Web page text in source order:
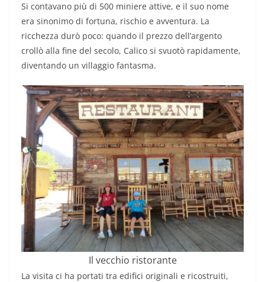
Si contavano più di 500 miniere attive, e il suo nome
era sinonimo di fortuna, rischio e avventura. La
ricchezza durò poco: quando il prezzo dell’argento
crollò alla fine del secolo, Calico si svuotò rapidamente,
diventando un villaggio fantasma.
Il vecchio ristorante
La visita ci ha portati tra edifici originali e ricostruiti,